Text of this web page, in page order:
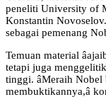
peneliti University of
Konstantin
sebagai pemenang
Temuan material
tetapi juga
tinggi. âMeraih Nobel
membuktikannya,â